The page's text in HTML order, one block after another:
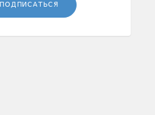
ПОДПИСАТЬСЯ